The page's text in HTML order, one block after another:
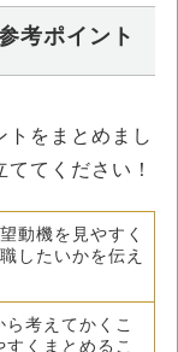
考ポイント
トをまとめまし
てください！
動機を見やすく
したいかを伝え
考えてかくこ
くまとめるこ